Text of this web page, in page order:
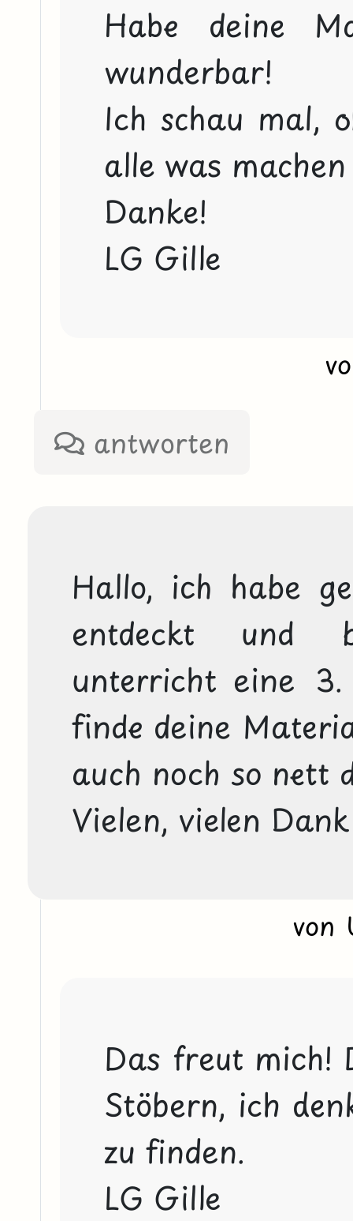
Habe deine
wunderbar!
Ich schau mal,
alle was
Danke!
LG Gille
antworten
Hallo, ich habe
entdeckt und
unterricht eine
finde deine
auch noch so nett
Vielen, vielen
von
Das freut mich!
Stöbern, ich
zu finden.
LG Gille